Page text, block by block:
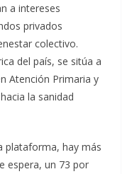
a intereses
privados
colectivo.
del país, se sitúa a
Atención Primaria y
la sanidad
plataforma, hay más
espera, un 73 por